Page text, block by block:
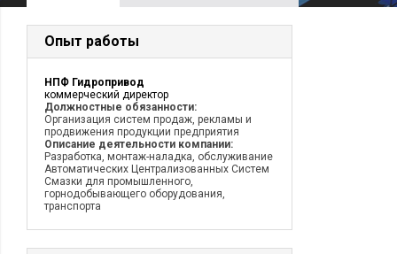
Опыт работы
НПФ Гидропривод
коммерческий директор
Должностные обязанности:
Организация систем продаж, рекламы и
продвижения продукции предприятия
Описание деятельности компании:
Разработка, монтаж-наладка, обслуживание
Автоматических Централизованных Систем
Смазки для промышленного,
горнодобывающего оборудования,
транспорта